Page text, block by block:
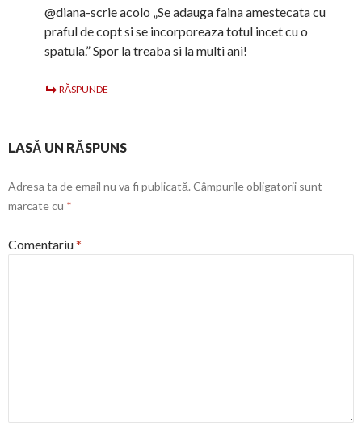
@diana-scrie acolo „Se adauga faina amestecata cu
praful de copt si se incorporeaza totul incet cu o
spatula.” Spor la treaba si la multi ani!
RĂSPUNDE
LASĂ UN RĂSPUNS
Adresa ta de email nu va fi publicată. Câmpurile obligatorii sunt
marcate cu *
Comentariu*